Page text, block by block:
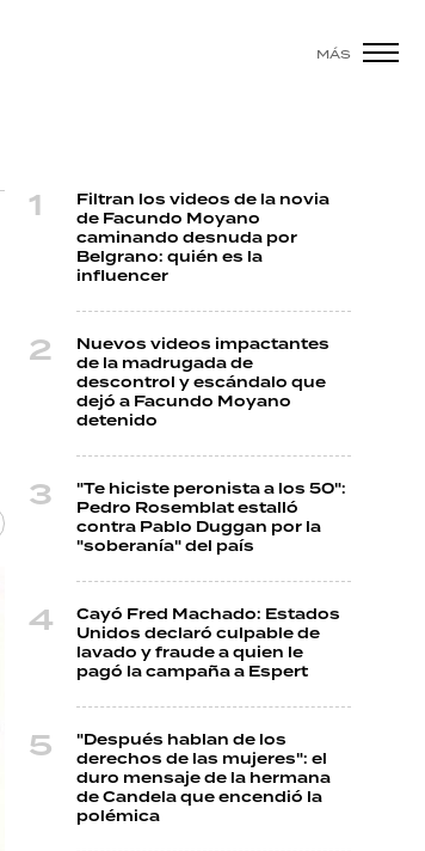
MÁS
Filtran los videos de la novia
de Facundo Moyano
caminando desnuda por
Belgrano: quién es la
influencer
Nuevos videos impactantes
de la madrugada de
descontrol y escándalo que
dejó a Facundo Moyano
detenido
"Te hiciste peronista a los 50":
Pedro Rosemblat estalló
contra Pablo Duggan por la
"soberanía" del país
Cayó Fred Machado: Estados
Unidos declaró culpable de
lavado y fraude a quien le
pagó la campaña a Espert
"Después hablan de los
derechos de las mujeres": el
duro mensaje de la hermana
de Candela que encendió la
polémica